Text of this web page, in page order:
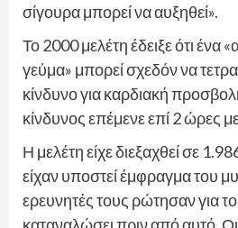
σίγουρα μπορεί να αυξηθεί».
Το 2000 μελέτη έδειξε ότι ένα
γεύμα» μπορεί σχεδόν να
κίνδυνο για καρδιακή
κίνδυνος επέμενε επί 2 ώρες
Η μελέτη είχε διεξαχθεί σε
είχαν υποστεί έμφραγμα του
ερευνητές τους ρώτησαν για